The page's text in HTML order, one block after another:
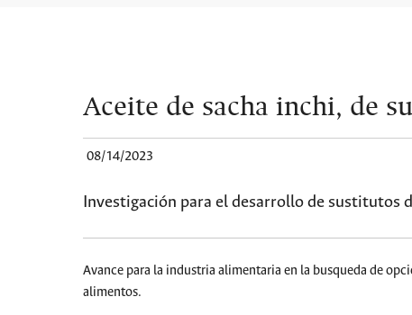
Aceite de sacha inchi, de
08/14/2023
Investigación para el desarrollo de sustitutos
Avance para la industria alimentaria en la busqueda de
alimentos.